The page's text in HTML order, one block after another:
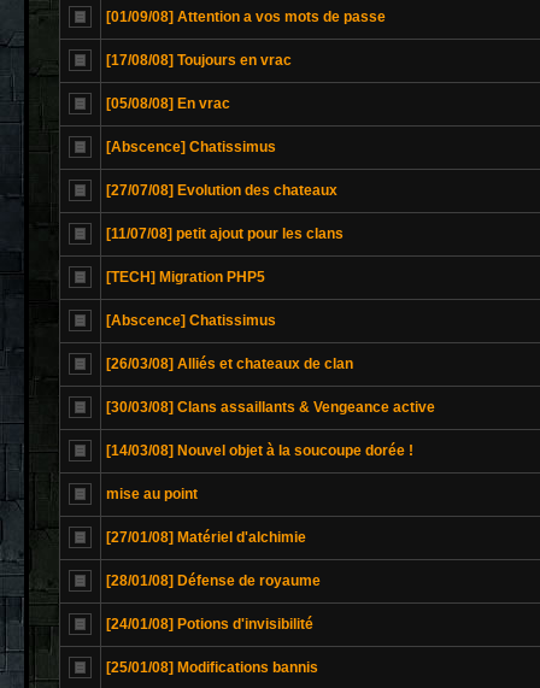
[01/09/08] Attention a vos mots de passe
[17/08/08] Toujours en vrac
[05/08/08] En vrac
[Abscence] Chatissimus
[27/07/08] Evolution des chateaux
[11/07/08] petit ajout pour les clans
[TECH] Migration PHP5
[Abscence] Chatissimus
[26/03/08] Alliés et chateaux de clan
[30/03/08] Clans assaillants & Vengeance active
[14/03/08] Nouvel objet à la soucoupe dorée !
mise au point
[27/01/08] Matériel d'alchimie
[28/01/08] Défense de royaume
[24/01/08] Potions d'invisibilité
[25/01/08] Modifications bannis